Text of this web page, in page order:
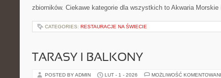
zbiorników. Ciekawe kategorie dla wszystkich to Akwaria
CATEGORIES: RESTAURACJE NA ŚWIECIE
TARASY I BALKONY
POSTED BY ADMIN LUT - 1 - 2026 MOŻLIWOŚĆ